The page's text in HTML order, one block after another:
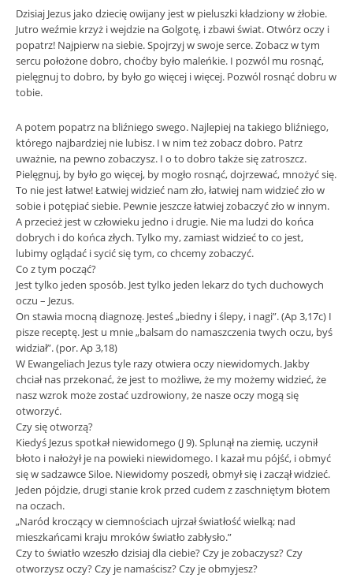
Dzisiaj Jezus jako dziecię owijany jest w pieluszki kładziony w żłobie.
Jutro weźmie krzyż i wejdzie na Golgotę, i zbawi świat. Otwórz oczy i
popatrz! Najpierw na siebie. Spojrzyj w swoje serce. Zobacz w tym
sercu położone dobro, choćby było maleńkie. I pozwól mu rosnąć,
pielęgnuj to dobro, by było go więcej i więcej. Pozwól rosnąć dobru w
tobie.
A potem popatrz na bliźniego swego. Najlepiej na takiego bliźniego,
którego najbardziej nie lubisz. I w nim też zobacz dobro. Patrz
uważnie, na pewno zobaczysz. I o to dobro także się zatroszcz.
Pielęgnuj, by było go więcej, by mogło rosnąć, dojrzewać, mnożyć się.
To nie jest łatwe! Łatwiej widzieć nam zło, łatwiej nam widzieć zło w
sobie i potępiać siebie. Pewnie jeszcze łatwiej zobaczyć zło w innym.
A przecież jest w człowieku jedno i drugie. Nie ma ludzi do końca
dobrych i do końca złych. Tylko my, zamiast widzieć to co jest,
lubimy oglądać i sycić się tym, co chcemy zobaczyć.
Co z tym począć?
Jest tylko jeden sposób. Jest tylko jeden lekarz do tych duchowych
oczu – Jezus.
On stawia mocną diagnozę. Jesteś „biedny i ślepy, i nagi”. (Ap 3,17c) I
pisze receptę. Jest u mnie „balsam do namaszczenia twych oczu, byś
widział”. (por. Ap 3,18)
W Ewangeliach Jezus tyle razy otwiera oczy niewidomych. Jakby
chciał nas przekonać, że jest to możliwe, że my możemy widzieć, że
nasz wzrok może zostać uzdrowiony, że nasze oczy mogą się
otworzyć.
Czy się otworzą?
Kiedyś Jezus spotkał niewidomego (J 9). Splunął na ziemię, uczynił
błoto i nałożył je na powieki niewidomego. I kazał mu pójść, i obmyć
się w sadzawce Siloe. Niewidomy poszedł, obmył się i zaczął widzieć.
Jeden pójdzie, drugi stanie krok przed cudem z zaschniętym błotem
na oczach.
„Naród kroczący w ciemnościach ujrzał światłość wielką; nad
mieszkańcami kraju mroków światło zabłysło.”
Czy to światło wzeszło dzisiaj dla ciebie? Czy je zobaczysz? Czy
otworzysz oczy? Czy je namaścisz? Czy je obmyjesz?